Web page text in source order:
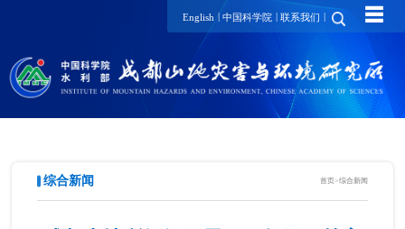
English | 中国科学院 | 联系我们 | ☰
综合新闻 首页>综合新闻